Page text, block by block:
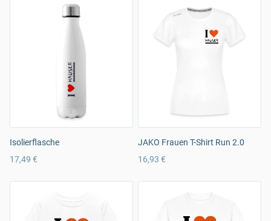
Isolierflasche
17,49 €
JAKO Frauen T-Shirt Run 2.0
16,93 €